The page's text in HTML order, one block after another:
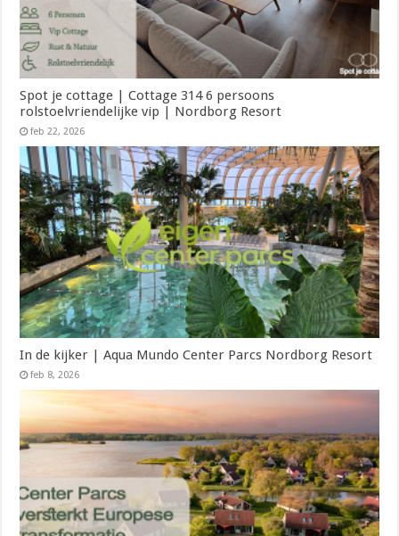
Spot je cottage | Cottage 314 6 persoons
rolstoelvriendelijke vip | Nordborg Resort
feb 22, 2026
In de kijker | Aqua Mundo Center Parcs Nordborg Resort
feb 8, 2026